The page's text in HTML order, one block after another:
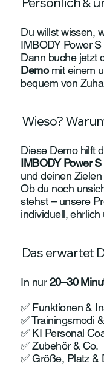
Du willst wissen,
IMBODY Power
Dann buche jetzt
Demomit einem
bequem von
Persönlich &
Diese Demo hilft
IMBODY Power
und deinen
Ob du noch
stehst – unsere
individuell,
Wieso?
In nur20–30
✅ Funktionen &
✅ Trainingsmodi
✅ KI Personal
✅ Zubehör & Co.
✅ Größe, Platz &
Das erwartet